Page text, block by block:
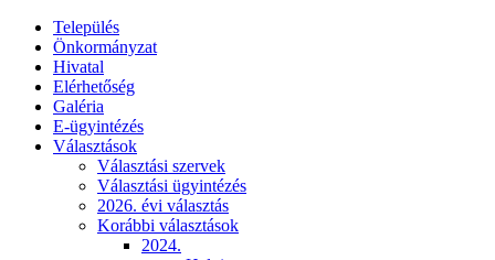
Település
Önkormányzat
Hivatal
Elérhetőség
Galéria
E-ügyintézés
Választások
Választási szervek
Választási ügyintézés
2026. évi választás
Korábbi választások
2024.